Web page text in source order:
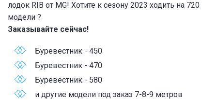
лодок RIB от MG! Хотите к сезону 2023 ходить на 720
модели ?
Заказывайте сейчас!
Буревестник - 450
Буревестник - 470
Буревестник - 580
и другие модели под заказ 7-8-9 метров